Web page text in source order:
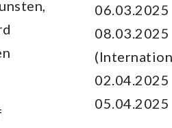
08.03.2025
02.04.2025
05.04.2025